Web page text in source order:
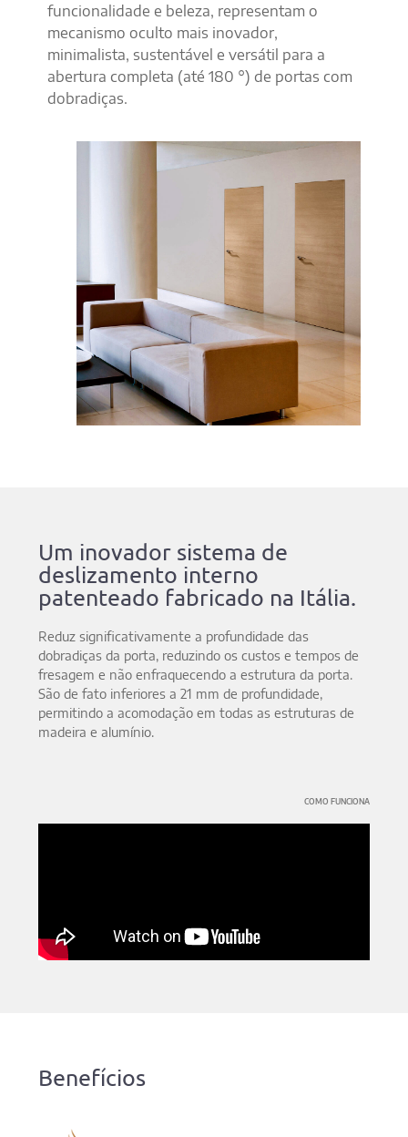
funcionalidade e beleza, representam o
mecanismo oculto mais inovador,
minimalista, sustentável e versátil para a
abertura completa (até 180 °) de portas com
dobradiças.
Um inovador sistema de
deslizamento interno
patenteado fabricado na Itália.
Reduz significativamente a profundidade das
dobradiças da porta, reduzindo os custos e tempos de
fresagem e não enfraquecendo a estrutura da porta.
São de fato inferiores a 21 mm de profundidade,
permitindo a acomodação em todas as estruturas de
madeira e alumínio.
COMO FUNCIONA
Benefícios